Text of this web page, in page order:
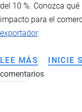
del 10 %. Conozca
impacto para el
exportador.
LEE MÁS SOBRE
ESTADOS
INICIE
comentarios